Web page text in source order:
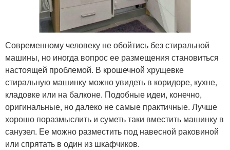
Современному человеку не обойтись без стиральной
машины, но иногда вопрос ее размещения становиться
настоящей проблемой. В крошечной хрущевке
стиральную машинку можно увидеть в коридоре, кухне,
кладовке или на балконе. Подобные идеи, конечно,
оригинальные, но далеко не самые практичные. Лучше
хорошо поразмыслить и суметь таки вместить машинку в
санузел. Ее можно разместить под навесной раковиной
или спрятать в один из шкафчиков.